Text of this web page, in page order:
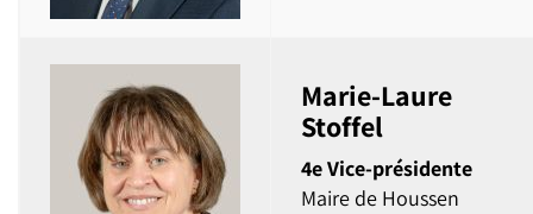
Marie-Laure
Stoffel
4e Vice-présidente
Maire de Houssen